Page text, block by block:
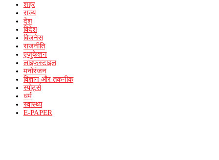
शहर
राज्य
देश
विदेश
बिजनेस
राजनीति
एजुकेशन
लाइफस्टाइल
मनोरंजन
विज्ञान और तकनीक
स्पोर्ट्स
धर्म
स्वास्थ्य
E-PAPER